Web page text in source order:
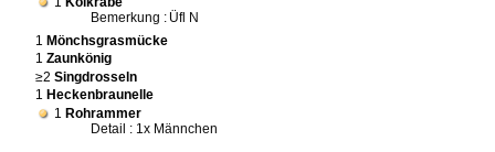
Bemerkung : Üfl N
1 Mönchsgrasmücke
1 Zaunkönig
≥2 Singdrosseln
1 Heckenbraunelle
1 Rohrammer
Detail : 1x Männchen